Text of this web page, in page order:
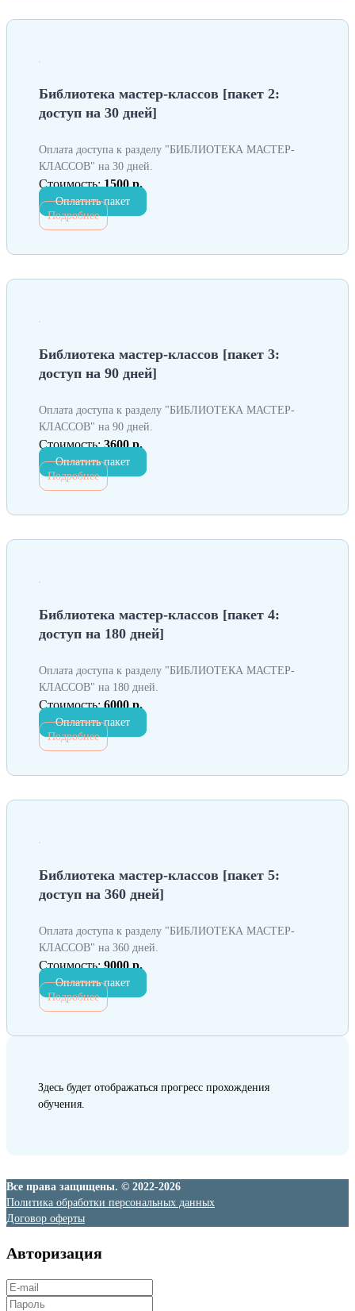
Библиотека мастер-классов [пакет 2:
доступ на 30 дней]
Оплата доступа к разделу "БИБЛИОТЕКА МАСТЕР-
КЛАССОВ" на 30 дней.
Стоимость: 1500 р.
Оплатить пакет
Подробнее
Библиотека мастер-классов [пакет 3:
доступ на 90 дней]
Оплата доступа к разделу "БИБЛИОТЕКА МАСТЕР-
КЛАССОВ" на 90 дней.
Стоимость: 3600 р.
Оплатить пакет
Подробнее
Библиотека мастер-классов [пакет 4:
доступ на 180 дней]
Оплата доступа к разделу "БИБЛИОТЕКА МАСТЕР-
КЛАССОВ" на 180 дней.
Стоимость: 6000 р.
Оплатить пакет
Подробнее
Библиотека мастер-классов [пакет 5:
доступ на 360 дней]
Оплата доступа к разделу "БИБЛИОТЕКА МАСТЕР-
КЛАССОВ" на 360 дней.
Стоимость: 9000 р.
Оплатить пакет
Подробнее
Здесь будет отображаться прогресс прохождения
обучения.
Все права защищены. © 2022-2026
Политика обработки персональных данных
Договор оферты
Авторизация